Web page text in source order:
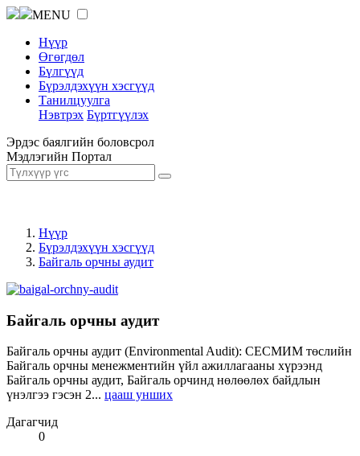
MENU
Нүүр
Өгөгдөл
Бүлгүүд
Бүрэлдэхүүн хэсгүүд
Танилцуулга
Нэвтрэх Бүртгүүлэх
Эрдэс баялгийн боловсрол
Мэдлэгийн Портал
Нүүр
Бүрэлдэхүүн хэсгүүд
Байгаль орчны аудит
Байгаль орчны аудит
Байгаль орчны аудит (Environmental Audit): СЕСМИМ төслийн
Байгаль орчны менежментийн үйл ажиллагааны хүрээнд
Байгаль орчны аудит, Байгаль орчинд нөлөөлөх байдлын
үнэлгээ гэсэн 2... цааш унших
Дагагчид
0